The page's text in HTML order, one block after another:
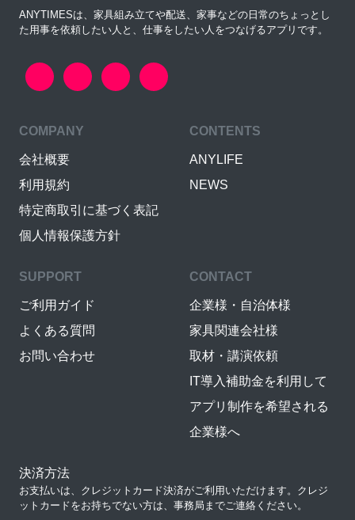
ANYTIMESは、家具組み立てや配送、家事などの日常のちょっとし
た用事を依頼したい人と、仕事をしたい人をつなげるアプリです。
COMPANY
会社概要
利用規約
特定商取引に基づく表記
個人情報保護方針
CONTENTS
ANYLIFE
NEWS
SUPPORT
ご利用ガイド
よくある質問
お問い合わせ
CONTACT
企業様・自治体様
家具関連会社様
取材・講演依頼
IT導入補助金を利用して
アプリ制作を希望される
企業様へ
決済方法
お支払いは、クレジットカード決済がご利用いただけます。クレジ
ットカードをお持ちでない方は、事務局までご連絡ください。